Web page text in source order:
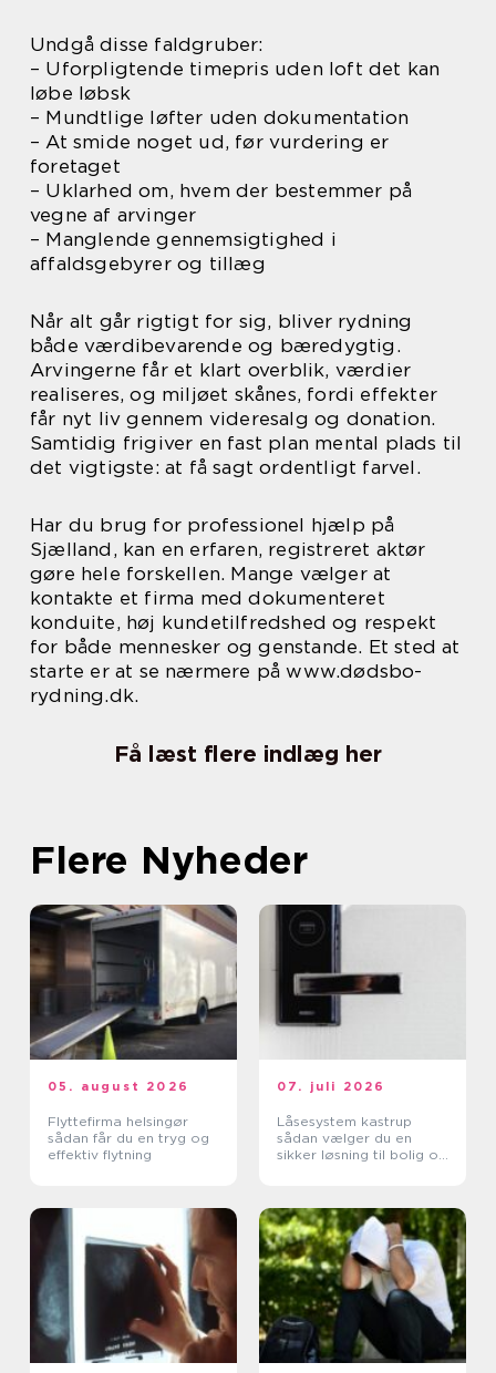
Undgå disse faldgruber:
– Uforpligtende timepris uden loft det kan
løbe løbsk
– Mundtlige løfter uden dokumentation
– At smide noget ud, før vurdering er
foretaget
– Uklarhed om, hvem der bestemmer på
vegne af arvinger
– Manglende gennemsigtighed i
affaldsgebyrer og tillæg
Når alt går rigtigt for sig, bliver rydning
både værdibevarende og bæredygtig.
Arvingerne får et klart overblik, værdier
realiseres, og miljøet skånes, fordi effekter
får nyt liv gennem videresalg og donation.
Samtidig frigiver en fast plan mental plads til
det vigtigste: at få sagt ordentligt farvel.
Har du brug for professionel hjælp på
Sjælland, kan en erfaren, registreret aktør
gøre hele forskellen. Mange vælger at
kontakte et firma med dokumenteret
konduite, høj kundetilfredshed og respekt
for både mennesker og genstande. Et sted at
starte er at se nærmere på www.dødsbo-
rydning.dk.
Få læst flere indlæg her
Flere Nyheder
05. august 2026
Flyttefirma helsingør
sådan får du en tryg og
effektiv flytning
07. juli 2026
Låsesystem kastrup
sådan vælger du en
sikker løsning til bolig og